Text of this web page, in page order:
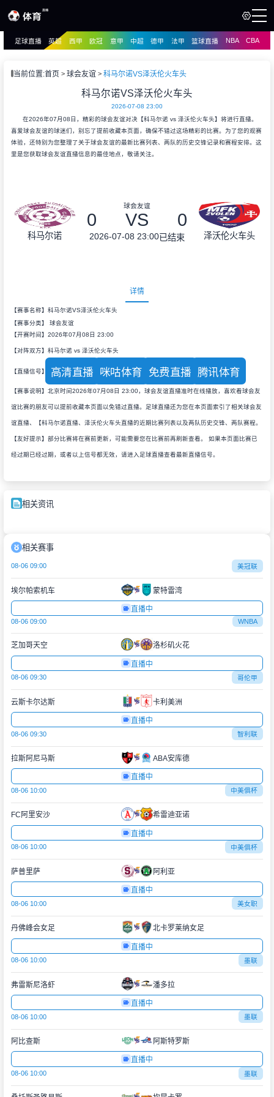
播
足球直播 英超 西甲 欧冠 意甲 中超 德甲 法甲 篮球直播 NBA CBA
当前位置:首页 球会友谊 科马尔诺VS泽沃伦火车头
科马尔诺VS泽沃伦火车头
2026-07-08 23:00
在2026年07月08日，精彩的球会友谊对决【科马尔诺 vs 泽沃伦火车头】将进行直播。
喜爱球会友谊的球迷们，别忘了提前收藏本页面，确保不错过这场精彩的比赛。为了您的观赛
体验，还特别为您整理了关于球会友谊的最新比赛列表、两队的历史交锋记录和赛程安排。这
里是您获取球会友谊直播信息的最佳地点，敬请关注。
科马尔诺
球会友谊
0 VS 0
2026-07-08 23:00已结束 泽沃伦火车头
详情
【赛事名称】科马尔诺VS泽沃伦火车头
【赛事分类】 球会友谊
【开赛时间】2026年07月08日 23:00
【对阵双方】科马尔诺 vs 泽沃伦火车头
【直播信号】 高清直播 咪咕体育 免费直播 腾讯体育
【赛事说明】北京时间2026年07月08日 23:00，球会友谊直播准时在线播放，喜欢看球会友
谊比赛的朋友可以提前收藏本页面以免错过直播。足球直播还为您在本页面索引了相关球会友
谊直播、【科马尔诺直播、泽沃伦火车头直播的近期比赛列表以及两队历史交锋、两队赛程。
【友好提示】部分比赛将在赛前更新，可能需要您在比赛前再刷新查看。 如果本页面比赛已
经过期已经过期，或者以上信号都无效，请进入足球直播查看最新直播信号。
相关资讯
相关赛事
08-06 09:00 美冠联
埃尔帕索机车 蒙特雷湾
直播中
08-06 09:00 WNBA
芝加哥天空 洛杉矶火花
直播中
08-06 09:30 哥伦甲
云斯卡尔达斯 卡利美洲
直播中
08-06 09:30 智利联
拉斯阿尼马斯 ABA安库德
直播中
08-06 10:00 中美俱杯
FC阿里安沙 希雷迪亚诺
直播中
08-06 10:00 中美俱杯
萨普里萨 阿利亚
直播中
08-06 10:00 美女职
丹佛峰会女足 北卡罗莱纳女足
直播中
08-06 10:00 墨联
弗雷斯尼洛虾 潘多拉
直播中
08-06 10:00 墨联
阿比查斯 阿斯特罗斯
直播中
08-06 10:00 墨联